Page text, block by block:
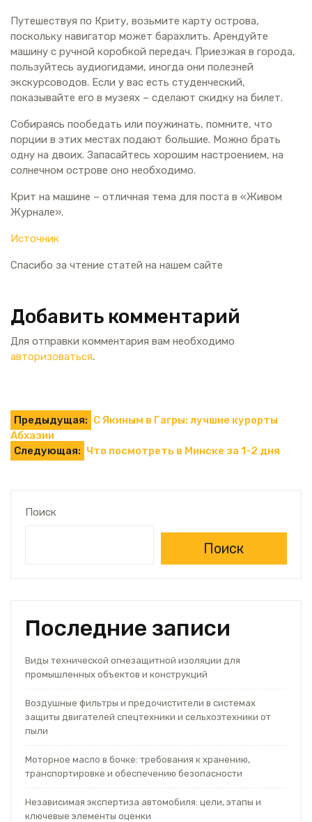
Путешествуя по Криту, возьмите карту острова,
поскольку навигатор может барахлить. Арендуйте
машину с ручной коробкой передач. Приезжая в города,
пользуйтесь аудиогидами, иногда они полезней
экскурсоводов. Если у вас есть студенческий,
показывайте его в музеях – сделают скидку на билет.
Собираясь пообедать или поужинать, помните, что
порции в этих местах подают большие. Можно брать
одну на двоих. Запасайтесь хорошим настроением, на
солнечном острове оно необходимо.
Крит на машине – отличная тема для поста в «Живом
Журнале».
Источник
Спасибо за чтение статей на нашем сайте
Добавить комментарий
Для отправки комментария вам необходимо
авторизоваться.
Навигация
по
Предыдущая: С Якиным в Гагры: лучшие курорты
Абхазии
Следующая: Что посмотреть в Минске за 1-2 дня
Поиск
Поиск
Последние записи
Виды технической огнезащитной изоляции для
промышленных объектов и конструкций
Воздушные фильтры и предочистители в системах
защиты двигателей спецтехники и сельхозтехники от
пыли
Моторное масло в бочке: требования к хранению,
транспортировке и обеспечению безопасности
Независимая экспертиза автомобиля: цели, этапы и
ключевые элементы оценки